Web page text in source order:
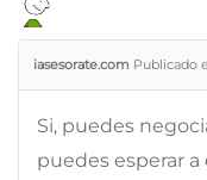
iasesorate.com Publicado
Si, puedes
puedes esperar